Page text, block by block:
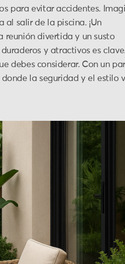
para evitar accidentes.
salir de la piscina. ¡Un
reunión divertida y un susto
y atractivos es clave.
debes considerar. Con un
la seguridad y el estilo